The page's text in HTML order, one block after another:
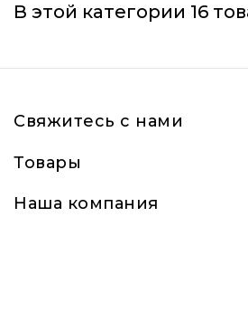
В этой категории 16
Свяжитесь с нами
Товары
Наша компания